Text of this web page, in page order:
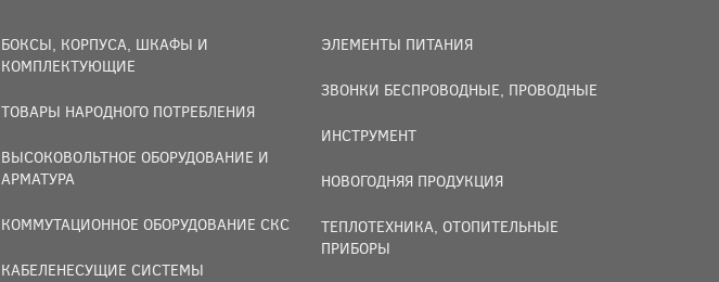
БОКСЫ, КОРПУСА, ШКАФЫ И
КОМПЛЕКТУЮЩИЕ
ТОВАРЫ НАРОДНОГО ПОТРЕБЛЕНИЯ
ВЫСОКОВОЛЬТНОЕ ОБОРУДОВАНИЕ И
АРМАТУРА
КОММУТАЦИОННОЕ ОБОРУДОВАНИЕ СКС
КАБЕЛЕНЕСУЩИЕ СИСТЕМЫ
ЭЛЕМЕНТЫ ПИТАНИЯ
ЗВОНКИ БЕСПРОВОДНЫЕ, ПРОВОДНЫЕ
ИНСТРУМЕНТ
НОВОГОДНЯЯ ПРОДУКЦИЯ
ТЕПЛОТЕХНИКА, ОТОПИТЕЛЬНЫЕ
ПРИБОРЫ